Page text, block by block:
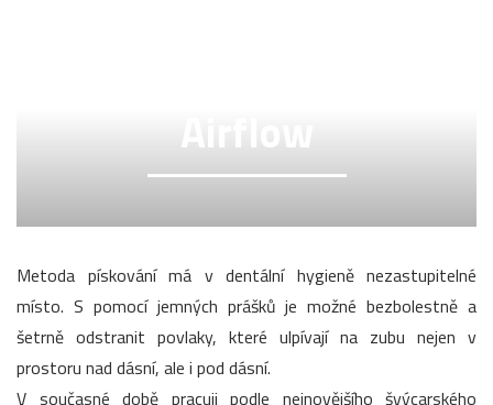
Airflow
Metoda pískování má v dentální hygieně nezastupitelné
místo. S pomocí jemných prášků je možné bezbolestně a
šetrně odstranit povlaky, které ulpívají na zubu nejen v
prostoru nad dásní, ale i pod dásní.
V současné době pracuji podle nejnovějšího švýcarského